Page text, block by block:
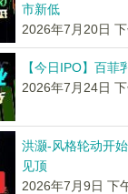
市新低
2026年7月20日
【今日IPO】百菲
2026年7月24日
洪灏-风格轮动开
见顶
2026年7月9日 下